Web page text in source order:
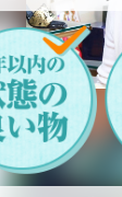
扱アイテム
店舗一覧
くある質問